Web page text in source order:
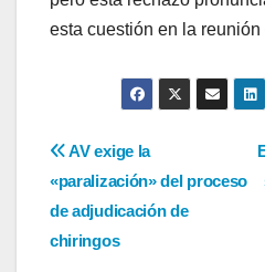
esta cuestión en la reunión
Navegación
de
entradas
AV exige la
«paralización» del proceso
de adjudicación de
chiringos